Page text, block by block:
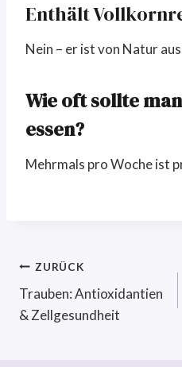
Enthält
Nein – er ist von Natur
Wie oft sollte
essen?
Mehrmals pro Woche ist
ZURÜCK
Trauben: Antioxidantien
& Zellgesundheit